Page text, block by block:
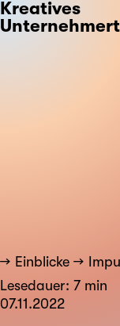
Kreatives
Einblicke
Lesedauer: 7 min
07.11.2022